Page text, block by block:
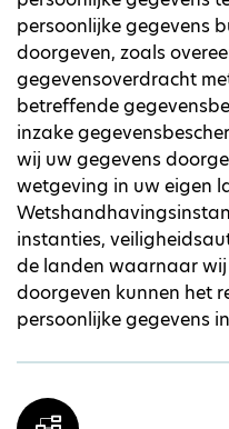
persoonlijke gegevens
doorgeven, zoals
gegevensoverdracht
betreffende
inzake
wij uw gegevens
wetgeving in uw eigen
instanties,
de landen waarnaar
doorgeven kunnen het
persoonlijke gegevens